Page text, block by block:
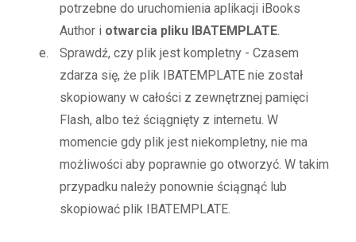
potrzebne do uruchomienia aplikacji iBooks
Author i otwarcia pliku IBATEMPLATE.
Sprawdź, czy plik jest kompletny - Czasem
zdarza się, że plik IBATEMPLATE nie został
skopiowany w całości z zewnętrznej pamięci
Flash, albo też ściągnięty z internetu. W
momencie gdy plik jest niekompletny, nie ma
możliwości aby poprawnie go otworzyć. W takim
przypadku należy ponownie ściągnąć lub
skopiować plik IBATEMPLATE.